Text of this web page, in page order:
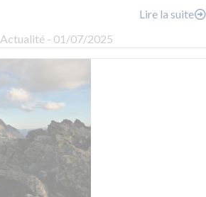
Lire la suite
Actualité - 01/07/2025